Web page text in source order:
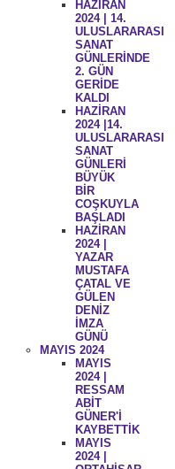
HAZİRAN
2024 | 14.
ULUSLARARASI
SANAT
GÜNLERİNDE
2. GÜN
GERİDE
KALDI
HAZİRAN
2024 |14.
ULUSLARARASI
SANAT
GÜNLERİ
BÜYÜK
BİR
COŞKUYLA
BAŞLADI
HAZİRAN
2024 |
YAZAR
MUSTAFA
ÇATAL VE
GÜLEN
DENİZ
İMZA
GÜNÜ
MAYIS 2024
MAYIS
2024 |
RESSAM
ABİT
GÜNER'İ
KAYBETTİK
MAYIS
2024 |